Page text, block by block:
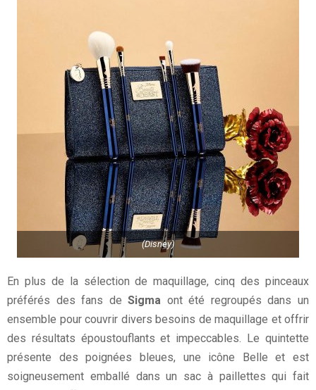
(Disney)
En plus de la sélection de maquillage, cinq des pinceaux
préférés des fans deSigma ont été regroupés dans un
ensemble pour couvrir divers besoins de maquillage et offrir
des résultats époustouflants et impeccables. Le quintette
présente des poignées bleues, une icône Belle et est
soigneusement emballé dans un sac à paillettes qui fait